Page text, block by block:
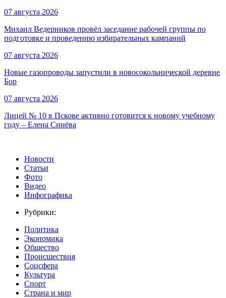
07 августа 2026
Михаил Ведерников провёл заседание рабочей группы по
подготовке и проведению избирательных кампаний
07 августа 2026
Новые газопроводы запустили в новосокольнической деревне
Бор
07 августа 2026
Лицей № 10 в Пскове активно готовится к новому учебному
году – Елена Синёва
Новости
Статьи
Фото
Видео
Инфографика
Рубрики:
Политика
Экономика
Общество
Происшествия
Соцсфера
Культура
Спорт
Страна и мир